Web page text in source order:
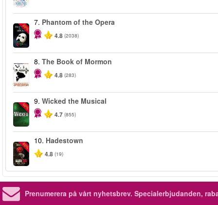
-20%
7. Phantom of the Opera
4.8 (2038)
8. The Book of Mormon
4.8 (283)
-50%
9. Wicked the Musical
4.7 (855)
-50%
10. Hadestown
4.8 (19)
Prenumerera på vårt nyhetsbrev. Specialerbjudanden,